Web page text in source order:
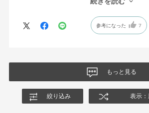
全体的にとても満足しています！ありがとう
参考になった 7
もっと見る
絞り込み 表示